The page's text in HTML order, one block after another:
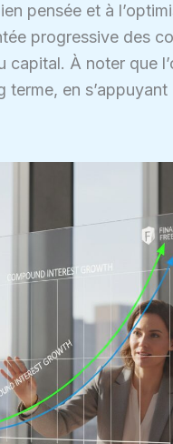
pensée et à
progressive des
capital. À noter que
terme, en